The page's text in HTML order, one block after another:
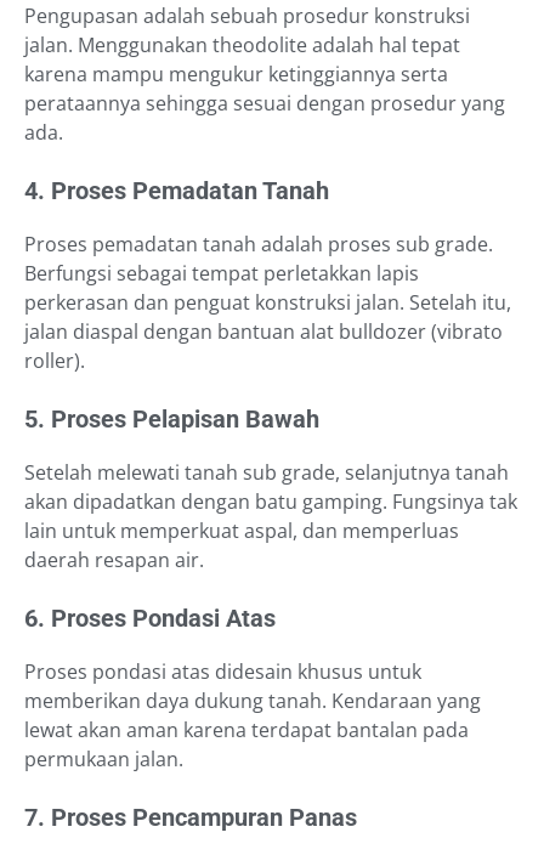
Pengupasan adalah sebuah prosedur konstruksi
jalan. Menggunakan theodolite adalah hal tepat
karena mampu mengukur ketinggiannya serta
perataannya sehingga sesuai dengan prosedur yang
ada.
4. Proses Pemadatan Tanah
Proses pemadatan tanah adalah proses sub grade.
Berfungsi sebagai tempat perletakkan lapis
perkerasan dan penguat konstruksi jalan. Setelah itu,
jalan diaspal dengan bantuan alat bulldozer (vibrato
roller).
5. Proses Pelapisan Bawah
Setelah melewati tanah sub grade, selanjutnya tanah
akan dipadatkan dengan batu gamping. Fungsinya tak
lain untuk memperkuat aspal, dan memperluas
daerah resapan air.
6. Proses Pondasi Atas
Proses pondasi atas didesain khusus untuk
memberikan daya dukung tanah. Kendaraan yang
lewat akan aman karena terdapat bantalan pada
permukaan jalan.
7. Proses Pencampuran Panas